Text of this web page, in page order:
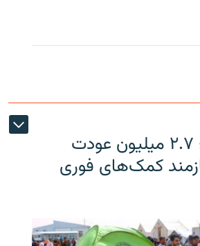
بحران بازگشت؛ ۲.۷ میلیون عودت
کمک‌های فوری